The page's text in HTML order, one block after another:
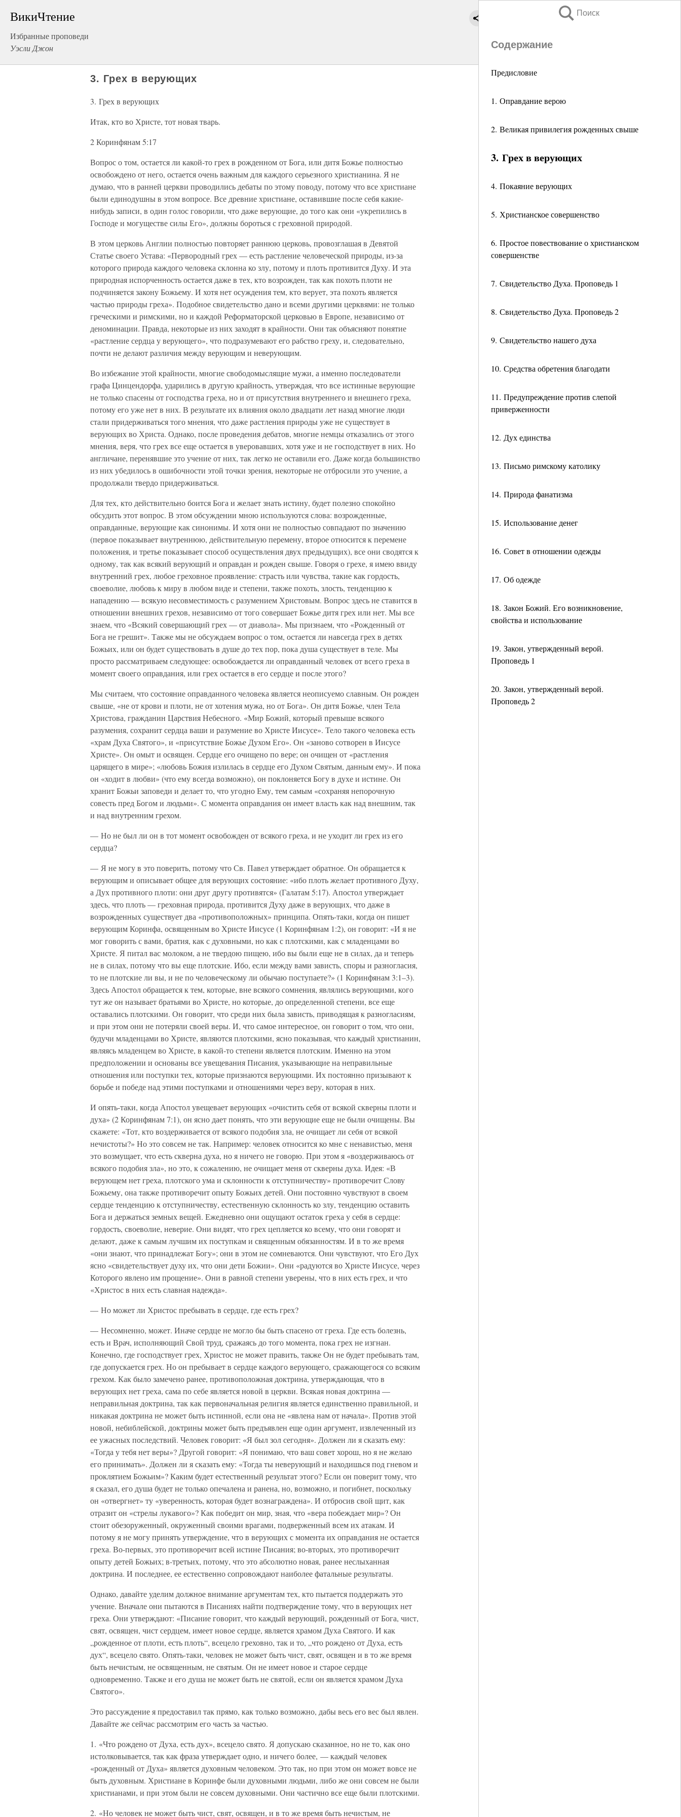
ВикиЧтение
Избранные проповеди
Уэсли Джон
Поиск
Содержание
Предисловие
1. Оправдание верою
2. Великая привилегия рожденных свыше
3. Грех в верующих
4. Покаяние верующих
5. Христианское совершенство
6. Простое повествование о христианском
совершенстве
7. Свидетельство Духа. Проповедь 1
8. Свидетельство Духа. Проповедь 2
9. Свидетельство нашего духа
10. Средства обретения благодати
11. Предупреждение против слепой
приверженности
12. Дух единства
13. Письмо римскому католику
14. Природа фанатизма
15. Использование денег
16. Совет в отношении одежды
17. Об одежде
18. Закон Божий. Его возникновение,
свойства и использование
19. Закон, утвержденный верой.
Проповедь 1
20. Закон, утвержденный верой.
Проповедь 2
3. Грех в верующих
3. Грех в верующих
Итак, кто во Христе, тот новая тварь.
2 Коринфянам 5:17
Вопрос о том, остается ли какой-то грех в рожденном от Бога, или дитя Божье полностью
освобождено от него, остается очень важным для каждого серьезного христианина. Я не
думаю, что в ранней церкви проводились дебаты по этому поводу, потому что все христиане
были единодушны в этом вопросе. Все древние христиане, оставившие после себя какие-
нибудь записи, в один голос говорили, что даже верующие, до того как они «укрепились в
Господе и могуществе силы Его», должны бороться с греховной природой.
В этом церковь Англии полностью повторяет раннюю церковь, провозглашая в Девятой
Статье своего Устава: «Первородный грех — есть растление человеческой природы, из-за
которого природа каждого человека склонна ко злу, потому и плоть противится Духу. И эта
природная испорченность остается даже в тех, кто возрожден, так как похоть плоти не
подчиняется закону Божьему. И хотя нет осуждения тем, кто верует, эта похоть является
частью природы греха». Подобное свидетельство дано и всеми другими церквями: не только
греческими и римскими, но и каждой Реформаторской церковью в Европе, независимо от
деноминации. Правда, некоторые из них заходят в крайности. Они так объясняют понятие
«растление сердца у верующего», что подразумевают его рабство греху, и, следовательно,
почти не делают различия между верующим и неверующим.
Во избежание этой крайности, многие свободомыслящие мужи, а именно последователи
графа Цинцендорфа, ударились в другую крайность, утверждая, что все истинные верующие
не только спасены от господства греха, но и от присутствия внутреннего и внешнего греха,
потому его уже нет в них. В результате их влияния около двадцати лет назад многие люди
стали придерживаться того мнения, что даже растления природы уже не существует в
верующих во Христа. Однако, после проведения дебатов, многие немцы отказались от этого
мнения, веря, что грех все еще остается в уверовавших, хотя уже и не господствует в них. Но
англичане, перенявшие это учение от них, так легко не оставили его. Даже когда большинство
из них убедилось в ошибочности этой точки зрения, некоторые не отбросили это учение, а
продолжали твердо придерживаться.
Для тех, кто действительно боится Бога и желает знать истину, будет полезно спокойно
обсудить этот вопрос. В этом обсуждении мною используются слова: возрожденные,
оправданные, верующие как синонимы. И хотя они не полностью совпадают по значению
(первое показывает внутреннюю, действительную перемену, второе относится к перемене
положения, и третье показывает способ осуществления двух предыдущих), все они сводятся к
одному, так как всякий верующий и оправдан и рожден свыше. Говоря о грехе, я имею ввиду
внутренний грех, любое греховное проявление: страсть или чувства, такие как гордость,
своеволие, любовь к миру в любом виде и степени, также похоть, злость, тенденцию к
нападению — всякую несовместимость с разумением Христовым. Вопрос здесь не ставится в
отношении внешних грехов, независимо от того совершает Божье дитя грех или нет. Мы все
знаем, что «Всякий совершающий грех — от диавола». Мы признаем, что «Рожденный от
Бога не грешит». Также мы не обсуждаем вопрос о том, остается ли навсегда грех в детях
Божьих, или он будет существовать в душе до тех пор, пока душа существует в теле. Мы
просто рассматриваем следующее: освобождается ли оправданный человек от всего греха в
момент своего оправдания, или грех остается в его сердце и после этого?
Мы считаем, что состояние оправданного человека является неописуемо славным. Он рожден
свыше, «не от крови и плоти, не от хотения мужа, но от Бога». Он дитя Божье, член Тела
Христова, гражданин Царствия Небесного. «Мир Божий, который превыше всякого
разумения, сохранит сердца ваши и разумение во Христе Иисусе». Тело такого человека есть
«храм Духа Святого», и «присутствие Божье Духом Его». Он «заново сотворен в Иисусе
Христе». Он омыт и освящен. Сердце его очищено по вере; он очищен от «растления
царящего в мире»; «любовь Божия излилась в сердце его Духом Святым, данным ему». И пока
он «ходит в любви» (что ему всегда возможно), он поклоняется Богу в духе и истине. Он
хранит Божьи заповеди и делает то, что угодно Ему, тем самым «сохраняя непорочную
совесть пред Богом и людьми». С момента оправдания он имеет власть как над внешним, так
и над внутренним грехом.
— Но не был ли он в тот момент освобожден от всякого греха, и не уходит ли грех из его
сердца?
— Я не могу в это поверить, потому что Св. Павел утверждает обратное. Он обращается к
верующим и описывает общее для верующих состояние: «ибо плоть желает противного Духу,
а Дух противного плоти: они друг другу противятся» (Галатам 5:17). Апостол утверждает
здесь, что плоть — греховная природа, противится Духу даже в верующих, что даже в
возрожденных существует два «противоположных» принципа. Опять-таки, когда он пишет
верующим Коринфа, освященным во Христе Иисусе (1 Коринфянам 1:2), он говорит: «И я не
мог говорить с вами, братия, как с духовными, но как с плотскими, как с младенцами во
Христе. Я питал вас молоком, а не твердою пищею, ибо вы были еще не в силах, да и теперь
не в силах, потому что вы еще плотские. Ибо, если между вами зависть, споры и разногласия,
то не плотские ли вы, и не по человеческому ли обычаю поступаете?» (1 Коринфянам 3:1–3).
Здесь Апостол обращается к тем, которые, вне всякого сомнения, являлись верующими, кого
тут же он называет братьями во Христе, но которые, до определенной степени, все еще
оставались плотскими. Он говорит, что среди них была зависть, приводящая к разногласиям,
и при этом они не потеряли своей веры. И, что самое интересное, он говорит о том, что они,
будучи младенцами во Христе, являются плотскими, ясно показывая, что каждый христианин,
являясь младенцем во Христе, в какой-то степени является плотским. Именно на этом
предположении и основаны все увещевания Писания, указывающие на неправильные
отношения или поступки тех, которые признаются верующими. Их постоянно призывают к
борьбе и победе над этими поступками и отношениями через веру, которая в них.
И опять-таки, когда Апостол увещевает верующих «очистить себя от всякой скверны плоти и
духа» (2 Коринфянам 7:1), он ясно дает понять, что эти верующие еще не были очищены. Вы
скажете: «Тот, кто воздерживается от всякого подобия зла, не очищает ли себя от всякой
нечистоты?» Но это совсем не так. Например: человек относится ко мне с ненавистью, меня
это возмущает, что есть скверна духа, но я ничего не говорю. При этом я «воздерживаюсь от
всякого подобия зла», но это, к сожалению, не очищает меня от скверны духа. Идея: «В
верующем нет греха, плотского ума и склонности к отступничеству» противоречит Слову
Божьему, она также противоречит опыту Божьих детей. Они постоянно чувствуют в своем
сердце тенденцию к отступничеству, естественную склонность ко злу, тенденцию оставить
Бога и держаться земных вещей. Ежедневно они ощущают остаток греха у себя в сердце:
гордость, своеволие, неверие. Они видят, что грех цепляется ко всему, что они говорят и
делают, даже к самым лучшим их поступкам и священным обязанностям. И в то же время
«они знают, что принадлежат Богу»; они в этом не сомневаются. Они чувствуют, что Его Дух
ясно «свидетельствует духу их, что они дети Божии». Они «радуются во Христе Иисусе, через
Которого явлено им прощение». Они в равной степени уверены, что в них есть грех, и что
«Христос в них есть славная надежда».
— Но может ли Христос пребывать в сердце, где есть грех?
— Несомненно, может. Иначе сердце не могло бы быть спасено от греха. Где есть болезнь,
есть и Врач, исполняющий Свой труд, сражаясь до того момента, пока грех не изгнан.
Конечно, где господствует грех, Христос не может править, также Он не будет пребывать там,
где допускается грех. Но он пребывает в сердце каждого верующего, сражающегося со всяким
грехом. Как было замечено ранее, противоположная доктрина, утверждающая, что в
верующих нет греха, сама по себе является новой в церкви. Всякая новая доктрина —
неправильная доктрина, так как первоначальная религия является единственно правильной, и
никакая доктрина не может быть истинной, если она не «явлена нам от начала». Против этой
новой, небиблейской, доктрины может быть предъявлен еще один аргумент, извлеченный из
ее ужасных последствий. Человек говорит: «Я был зол сегодня». Должен ли я сказать ему:
«Тогда у тебя нет веры»? Другой говорит: «Я понимаю, что ваш совет хорош, но я не желаю
его принимать». Должен ли я сказать ему: «Тогда ты неверующий и находишься под гневом и
проклятием Божьим»? Каким будет естественный результат этого? Если он поверит тому, что
я сказал, его душа будет не только опечалена и ранена, но, возможно, и погибнет, поскольку
он «отвергнет» ту «уверенность, которая будет вознаграждена». И отбросив свой щит, как
отразит он «стрелы лукавого»? Как победит он мир, зная, что «вера побеждает мир»? Он
стоит обезоруженный, окруженный своими врагами, подверженный всем их атакам. И
потому я не могу принять утверждение, что в верующих с момента их оправдания не остается
греха. Во-первых, это противоречит всей истине Писания; во-вторых, это противоречит
опыту детей Божьих; в-третьих, потому, что это абсолютно новая, ранее неслыханная
доктрина. И последнее, ее естественно сопровождают наиболее фатальные результаты.
Однако, давайте уделим должное внимание аргументам тех, кто пытается поддержать это
учение. Вначале они пытаются в Писаниях найти подтверждение тому, что в верующих нет
греха. Они утверждают: «Писание говорит, что каждый верующий, рожденный от Бога, чист,
свят, освящен, чист сердцем, имеет новое сердце, является храмом Духа Святого. И как
„рожденное от плоти, есть плоть“, всецело греховно, так и то, „что рождено от Духа, есть
дух“, всецело свято. Опять-таки, человек не может быть чист, свят, освящен и в то же время
быть нечистым, не освященным, не святым. Он не имеет новое и старое сердце
одновременно. Также и его душа не может быть не святой, если он является храмом Духа
Святого».
Это рассуждение я предоставил так прямо, как только возможно, дабы весь его вес был явлен.
Давайте же сейчас рассмотрим его часть за частью.
1. «Что рождено от Духа, есть дух», всецело свято. Я допускаю сказанное, но не то, как оно
истолковывается, так как фраза утверждает одно, и ничего более, — каждый человек
«рожденный от Духа» является духовным человеком. Это так, но при этом он может вовсе не
быть духовным. Христиане в Коринфе были духовными людьми, либо же они совсем не были
христианами, и при этом были не совсем духовными. Они частично все еще были плотскими.
2. «Но человек не может быть чист, свят, освящен, и в то же время быть нечистым, не